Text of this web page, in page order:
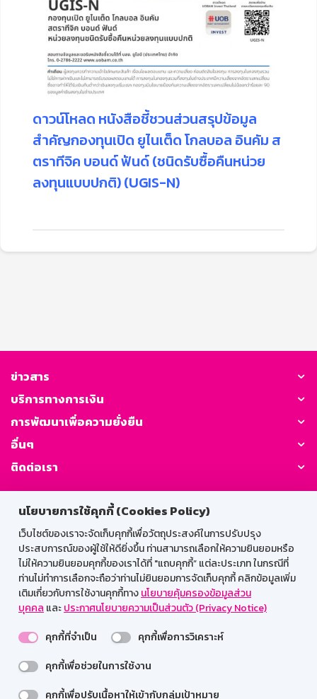
นโยบายการใช้คุกกี้ (Cookies Policy)
เว็บไซต์ของเราจะจัดเก็บคุกกี้เพื่อวัตถุประสงค์ในการปรับปรุง
ประสบการณ์ของผู้ใช้ให้ดียิ่งขึ้น ท่านสามารถเลือกให้ความยินยอมหรือ
ไม่ให้ความยินยอมคุกกี้ของเราได้ที่ "แถบคุกกี้” แต่ละประเภท ในกรณีที่
ท่านไม่ทำการเลือกจะถือว่าท่านไม่ยินยอมการจัดเก็บคุกกี้ คลิกข้อมูลเพิ่ม
เติมเกี่ยวกับการใช้งานคุกกี้ทางนโยบายคุ้มครองข้อมูลส่วน
บุคคล และประกาศนโยบายความเป็นส่วนตัว (Privacy Notice)
คุกกี้ที่จำเป็น
คุกกี้เพื่อการวิเคราะห์
คุกกี้เพื่อช่วยในการใช้งาน
คุกกี้เพื่อปรับเนื้อหาให้เข้ากับกลุ่มเป้าหมาย
ดาวน์โหลด หนังสือชี้ชวนส่วนสรุปข้อมูล
สำคัญกองทุนเปิด ยูไนเต็ด โกลบอล อินคัม ส
ตราทีจิค บอนด์ ฟันด์ (ชนิดรับซื้อคืนหน่วย
ลงทุนแบบปกติ) (UGIS-N)
ข่าวสาร
บริการทางการเงิน
การพัฒนาเพื่อความยั่งยืน
อื่นๆ
ติดต่อเรา
GSB Society:
สำหรับพนักงาน
Web HR
GSB Wisdom
M-Search
เข้าสู่ระบบเน็ตเมล
รองรับการใช้งานได้ดีบนเว็บบราวเซอร์